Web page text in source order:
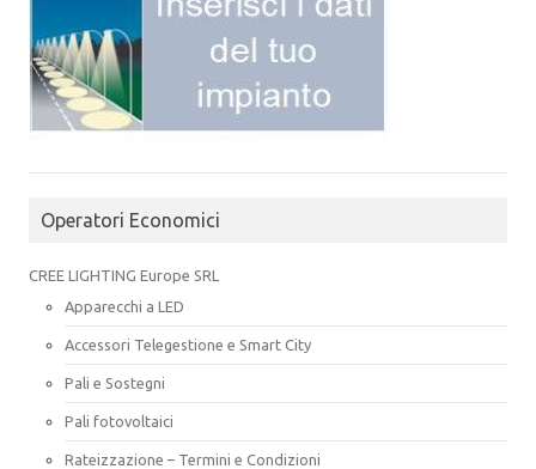
Operatori Economici
CREE LIGHTING Europe SRL
Apparecchi a LED
Accessori Telegestione e Smart City
Pali e Sostegni
Pali fotovoltaici
Rateizzazione – Termini e Condizioni